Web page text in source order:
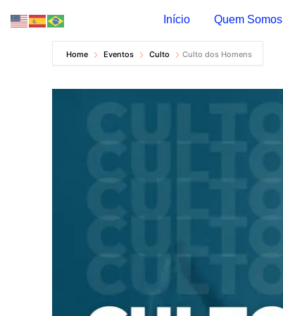
Início Quem Somos
Home Eventos Culto Culto dos Homens